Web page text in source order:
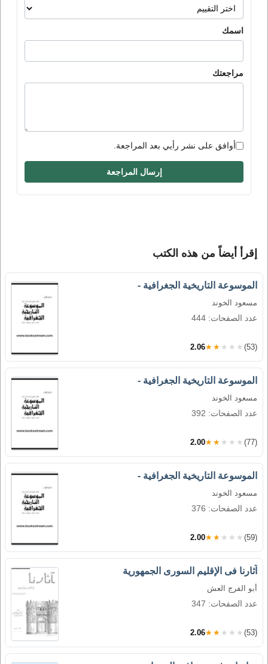
اسمك
مراجعتك
أوافق على نشر رأيي بعد المراجعة.
إرسال المراجعة
إقرأ أيضاً من هذه الكتب
الموسوعة التاريخية الجغرافية -
مسعود الخوند
عدد الصفحات: 444
2.06★★★★★ (53)
الموسوعة التاريخية الجغرافية -
مسعود الخوند
عدد الصفحات: 392
2.00★★★★★ (77)
الموسوعة التاريخية الجغرافية -
مسعود الخوند
عدد الصفحات: 376
2.00★★★★★ (59)
آثارنا فى الإقليم السورى الجمهورية
أبو الفرج العش
عدد الصفحات: 347
2.06★★★★★ (53)